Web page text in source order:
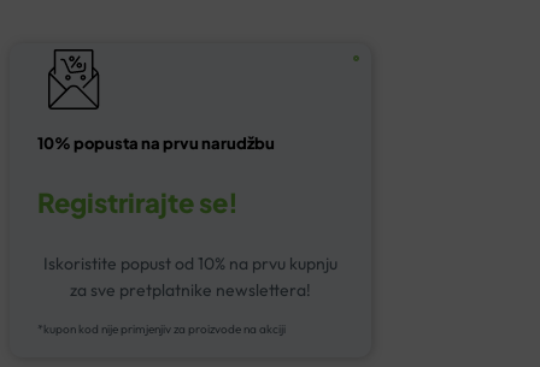
10% popusta na prvu narudžbu
Registrirajte se!
Iskoristite popust od 10% na prvu kupnju
za sve pretplatnike newslettera!
*kupon kod nije primjenjiv za proizvode na akciji